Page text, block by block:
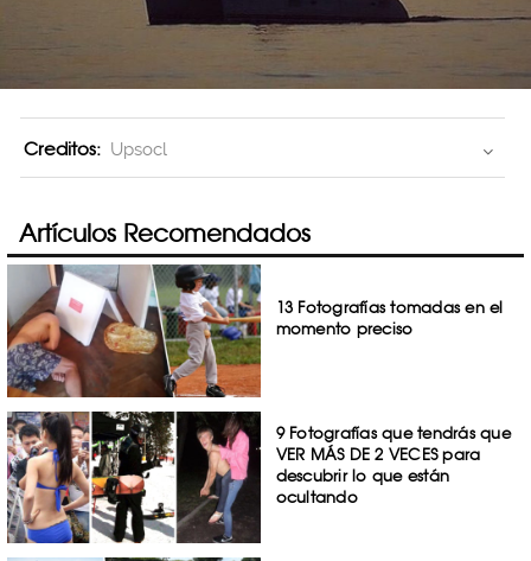
Creditos: Upsocl
Artículos Recomendados
13 Fotografías tomadas en el
momento preciso
9 Fotografías que tendrás que
VER MÁS DE 2 VECES para
descubrir lo que están
ocultando